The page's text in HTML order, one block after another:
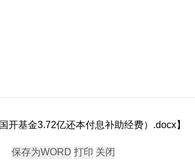
开基金3.72亿还本付息补助经费）.docx】